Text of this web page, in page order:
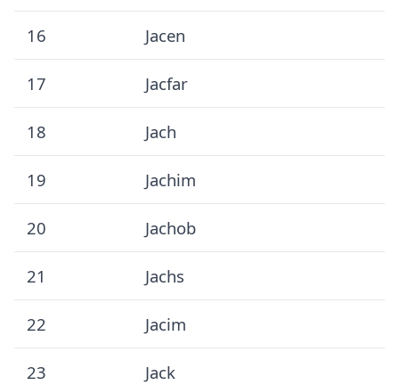
16 Jacen
17 Jacfar
18 Jach
19 Jachim
20 Jachob
21 Jachs
22 Jacim
23 Jack